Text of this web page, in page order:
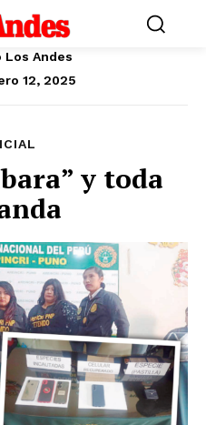
Los Andes
12, 2025
y toda